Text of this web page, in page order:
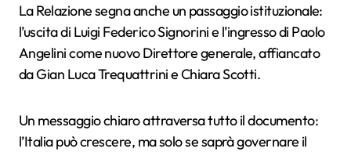
La Relazione segna anche un passaggio istituzionale:
l’uscita di Luigi Federico Signorini e l’ingresso di Paolo
Angelini come nuovo Direttore generale, affiancato
da Gian Luca Trequattrini e Chiara Scotti.
Un messaggio chiaro attraversa tutto il documento:
l’Italia può crescere, ma solo se saprà governare il